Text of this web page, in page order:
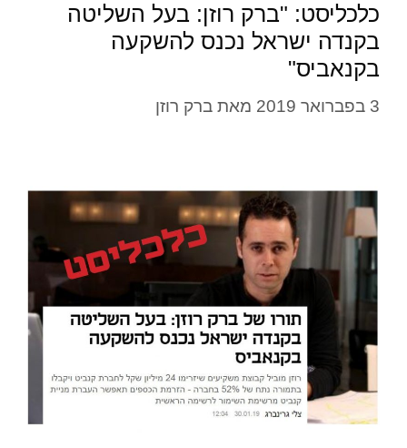
כלכליסט: "ברק רוזן: בעל השליטה
בקנדה ישראל נכנס להשקעה
בקנאביס"
3 בפברואר 2019 מאת ברק רוזן